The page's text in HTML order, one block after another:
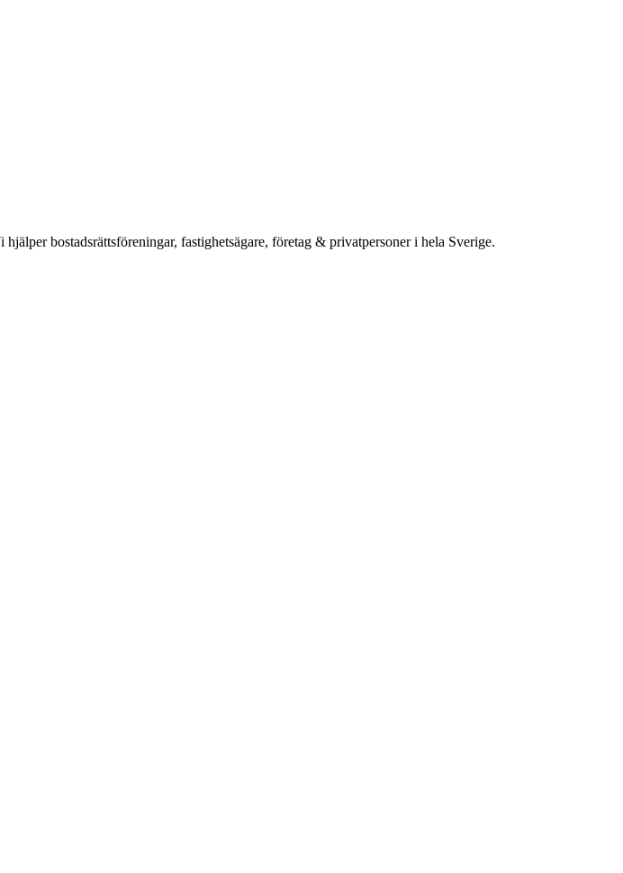
bostadsrättsföreningar, fastighetsägare, företag & privatpersoner i hela Sverige.